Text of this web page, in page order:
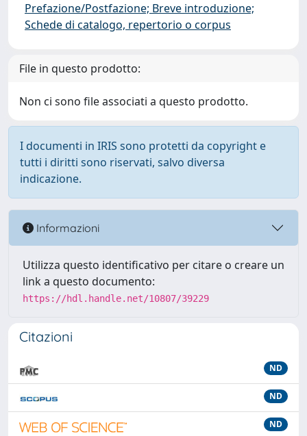
Prefazione/Postfazione; Breve introduzione;
Schede di catalogo, repertorio o corpus
File in questo prodotto:
Non ci sono file associati a questo prodotto.
I documenti in IRIS sono protetti da copyright e
tutti i diritti sono riservati, salvo diversa
indicazione.
Informazioni
Utilizza questo identificativo per citare o creare un
link a questo documento:
https://hdl.handle.net/10807/39229
Citazioni
ND
ND
ND